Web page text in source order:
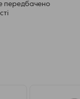
передбачено